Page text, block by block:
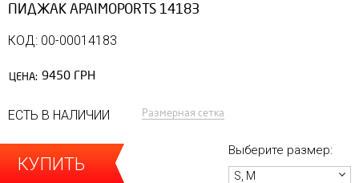
ПИДЖАК APAIMOPORTS 14183
КОД: 00-00014183
ЦЕНА: 9450 ГРН
ЕСТЬ В НАЛИЧИИ Размерная сетка
КУПИТЬ
Выберите размер:
S, M